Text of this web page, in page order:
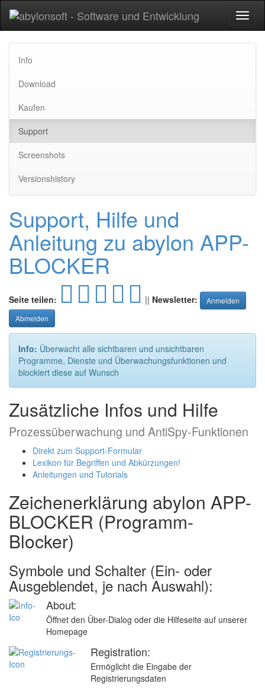
Info
Download
Kaufen
Support
Screenshots
Versionshistory
Support, Hilfe und
Anleitung zu abylon APP-
BLOCKER
Seite teilen: || Newsletter:
Anmelden
Abmelden
Info: Überwacht alle sichtbaren und unsichtbaren
Programme, Dienste und Überwachungsfunktionen und
blockiert diese auf Wunsch
Zusätzliche Infos und Hilfe
Prozessüberwachung und AntiSpy-Funktionen
Direkt zum Support-Formular
Lexikon für Begriffen und Abkürzungen!
Anleitungen und Tutorials
Zeichenerklärung abylon APP-
BLOCKER (Programm-
Blocker)
Symbole und Schalter (Ein- oder
Ausgeblendet, je nach Auswahl):
About:
Öffnet den Über-Dialog oder die Hilfeseite auf unserer
Homepage
Registration:
Ermöglicht die Eingabe der
Registrierungsdaten